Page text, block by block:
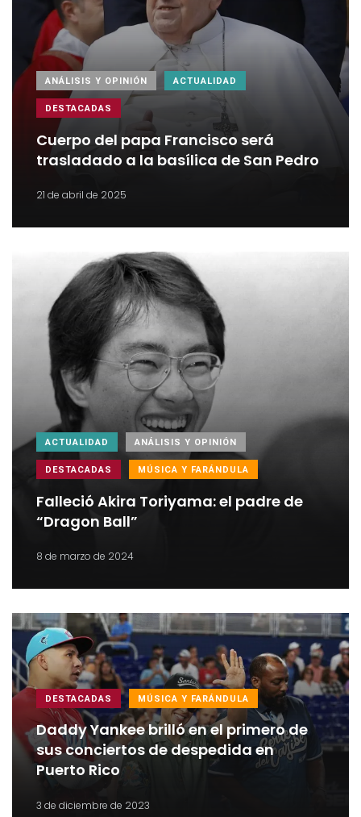
ANÁLISIS Y OPINIÓN ACTUALIDAD
DESTACADAS
Cuerpo del papa Francisco será
trasladado a la basílica de San Pedro
21 de abril de 2025
ACTUALIDAD ANÁLISIS Y OPINIÓN
DESTACADAS MÚSICA Y FARÁNDULA
Falleció Akira Toriyama: el padre de
“Dragon Ball”
8 de marzo de 2024
DESTACADAS MÚSICA Y FARÁNDULA
Daddy Yankee brilló en el primero de
sus conciertos de despedida en
Puerto Rico
3 de diciembre de 2023